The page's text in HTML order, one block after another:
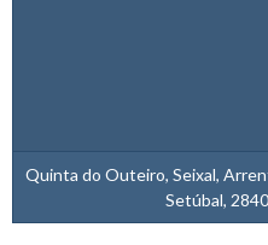
Quinta do Outeiro, Seixal,
Setúbal,